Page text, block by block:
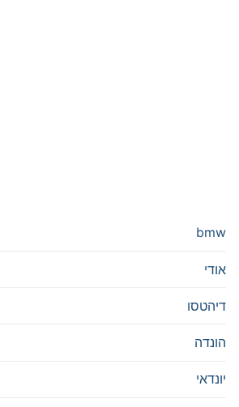
bmw
אודי
דיהטסו
הונדה
יונדאי